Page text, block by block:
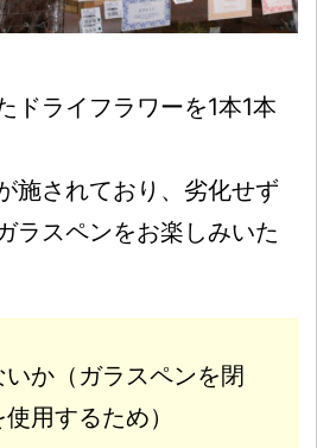
ドライフラワーを1本1本
施されており、劣化せず
ラスペンをお楽しみいた
か（ガラスペンを閉
用するため）